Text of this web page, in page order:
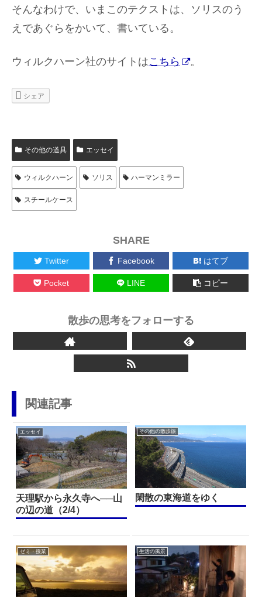
そんなわけで、いまこのテクストは、ソリスのう
えであぐらをかいて、書いている。
ウィルクハーン社のサイトはこちら 。
シェア
その他の道具 エッセイ
ウィルクハーン ソリス ハーマンミラー
スチールケース
SHARE
Twitter Facebook はてブ
Pocket LINE コピー
散歩の思考をフォローする
関連記事
エッセイ
天理駅から永久寺へ──山
の辺の道（2/4）
その他の散歩旅
閑散の東海道をゆく
ゼミ・授業 生活の風景